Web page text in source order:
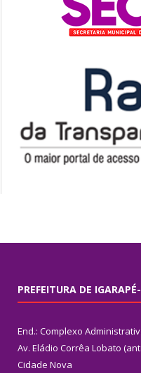
PREFEITURA DE
End.: Complexo
Av. Eládio Corrêa Lobato
Cidade Nova